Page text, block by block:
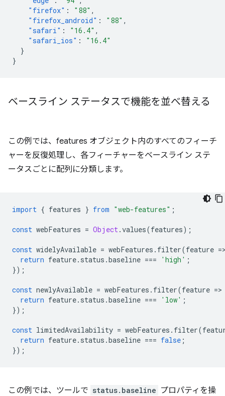
"firefox" : "88" ,
"firefox_android" : "88" ,
"safari" : "16.4" ,
"safari_ios" :
"16.4"
}
}
ベースライン ステータスで機能を並べ替える
この例では、features オブジェクト内のすべてのフィーチ
ャーを反復処理し、各フィーチャーをベースライン ステ
ータスごとに配列に分類します。
import { features } from "web-features" ;
const webFeatures = Object.values(features);
const widelyAvailable = webFeatures . filter(feature =
return feature. status .baseline === 'high' ;
});
const newlyAvailable = webFeatures . filter(feature =>
return feature. status .baseline === 'low' ;
});
const limitedAvailability = webFeatures . filter(
return feature. status .baseline === false ;
});
この例では、ツールで status.baseline プロパティを操